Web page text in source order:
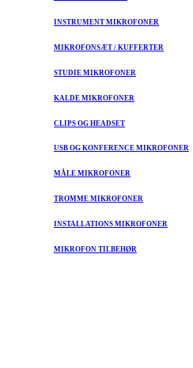
INSTRUMENT MIKROFONER
MIKROFONSÆT / KUFFERTER
STUDIE MIKROFONER
KALDE MIKROFONER
CLIPS OG HEADSET
USB OG KONFERENCE MIKROFONER
MÅLE MIKROFONER
TROMME MIKROFONER
INSTALLATIONS MIKROFONER
MIKROFON TILBEHØR